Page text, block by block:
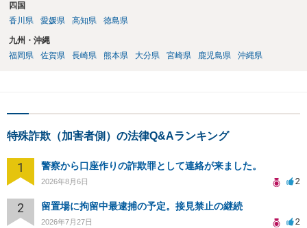
四国
香川県
愛媛県 高知県 徳島県
九州・沖縄
福岡県
佐賀県 長崎県 熊本県 大分県 宮崎県 鹿児島県 沖縄県
特殊詐欺（加害者側）の法律Q&Aランキング
1 警察から口座作りの詐欺罪として連絡が来ました。
2026年8月6日 2
2 留置場に拘留中最逮捕の予定。接見禁止の継続
2026年7月27日 2